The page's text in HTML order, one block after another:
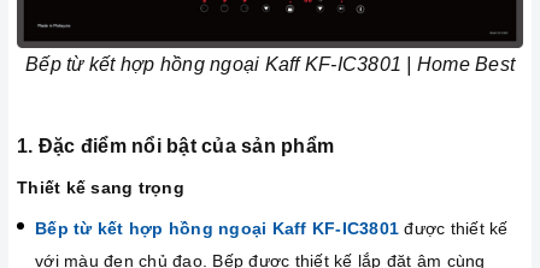
Bếp từ kết hợp hồng ngoại Kaff KF-IC3801 | Home Best
1. Đặc điểm nổi bật của sản phẩm
Thiết kế sang trọng
Bếp từ kết hợp hồng ngoại Kaff KF-IC3801 được thiết kế
với màu đen chủ đạo. Bếp được thiết kế lắp đặt âm cùng